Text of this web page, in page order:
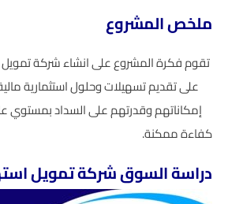
ملخص المشروع
تقوم فكرة المشروع على انشاء شركة
على تقديم تسهيلات وحلول استثمارية
إمكاناتهم وقدرتهم على السداد بمستوي
كفاءة ممكنة.
دراسة السوق شركة تمويل